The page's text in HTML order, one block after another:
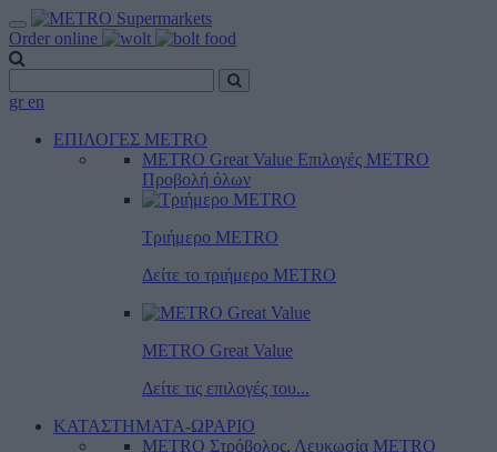
Order online
gr en
ΕΠΙΛΟΓΕΣ METRO
METRO Great Value Επιλογές METRO
Προβολή όλων
Τριήμερο METRO
Δείτε το τριήμερο ΜΕTRO
METRO Great Value
Δείτε τις επιλογές του...
ΚΑΤΑΣΤΗΜΑΤΑ-ΩΡΑΡΙΟ
METRO Στρόβολος, Λευκωσία METRO